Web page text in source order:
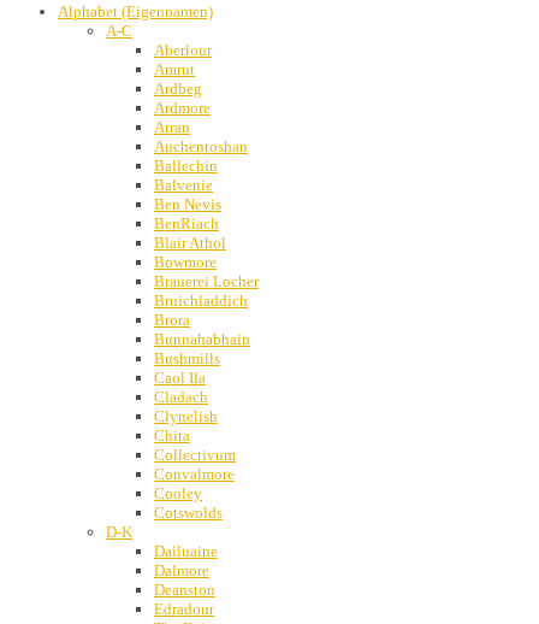
Alphabet (Eigennamen)
A-C
Aberlour
Amrut
Ardbeg
Ardmore
Arran
Auchentoshan
Ballechin
Balvenie
Ben Nevis
BenRiach
Blair Athol
Bowmore
Brauerei Locher
Bruichladdich
Brora
Bunnahabhain
Bushmills
Caol Ila
Cladach
Clynelish
Chita
Collectivum
Convalmore
Cooley
Cotswolds
D-K
Dailuaine
Dalmore
Deanston
Edradour